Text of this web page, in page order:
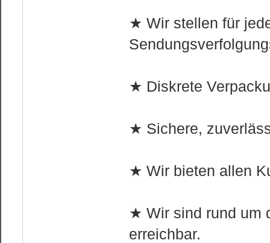
★ Wir stellen für
★ Diskrete
★ Sichere,
★ Wir bieten allen
★ Wir sind rund um
erreichbar.